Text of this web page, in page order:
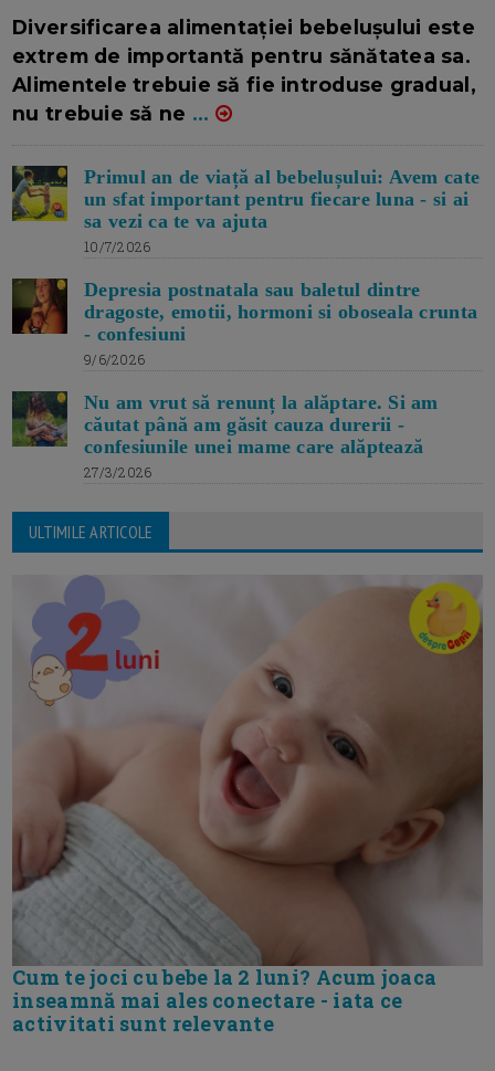
Diversificarea alimentației bebelușului este
extrem de importantă pentru sănătatea sa.
Alimentele trebuie să fie introduse gradual,
nu trebuie să ne ...
Primul an de viață al bebelușului: Avem cate
un sfat important pentru fiecare luna - si ai
sa vezi ca te va ajuta
10/7/2026
Depresia postnatala sau baletul dintre
dragoste, emotii, hormoni si oboseala crunta
- confesiuni
9/6/2026
Nu am vrut să renunț la alăptare. Si am
căutat până am găsit cauza durerii -
confesiunile unei mame care alăptează
27/3/2026
ULTIMILE ARTICOLE
Cum te joci cu bebe la 2 luni? Acum joaca
inseamnă mai ales conectare - iata ce
activitati sunt relevante